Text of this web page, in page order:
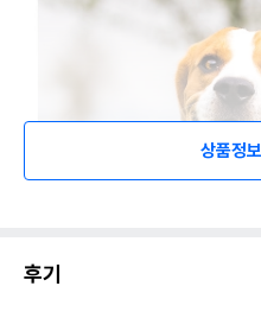
상품정
후기